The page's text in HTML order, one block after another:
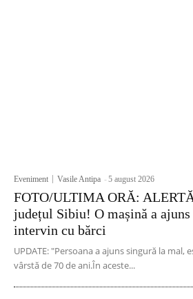
Eveniment Vasile Antipa -5 august 2026
FOTO/ULTIMA ORĂ:
județul Sibiu! O mașină a
intervin cu bărci
UPDATE: "Persoana a ajuns singură la mal,
vârstă de 70 de ani.În aceste...